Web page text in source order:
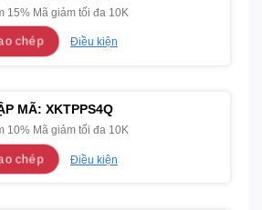
15% Mã giảm tối đa 10K
chép Điều kiện
MÃ: XKTPPS4Q
10% Mã giảm tối đa 10K
chép Điều kiện